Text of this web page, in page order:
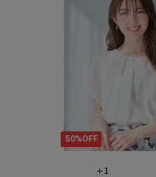
50%OFF
＋1